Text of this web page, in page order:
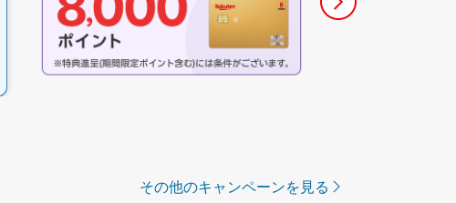
その他のキャンペーンを見る